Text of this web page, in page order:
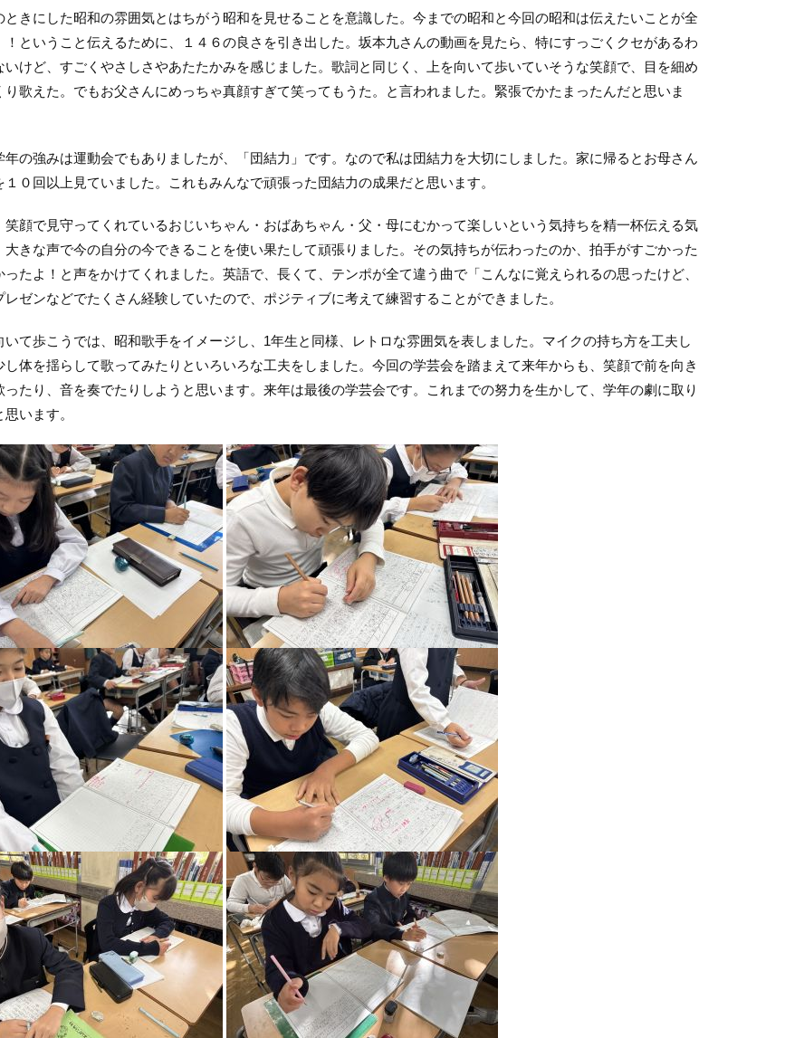
ときにした昭和の雰囲気とはちがう昭和を見せることを意識した。今までの昭和と今回の昭和は伝えたいことが全
！ということ伝えるために、１４６の良さを引き出した。坂本九さんの動画を見たら、特にすっごくクセがあるわ
いけど、すごくやさしさやあたたかみを感じました。歌詞と同じく、上を向いて歩いていそうな笑顔で、目を細め
り歌えた。でもお父さんにめっちゃ真顔すぎて笑ってもうた。と言われました。緊張でかたまったんだと思いま
年の強みは運動会でもありましたが、「団結力」です。なので私は団結力を大切にしました。家に帰るとお母さん
１０回以上見ていました。これもみんなで頑張った団結力の成果だと思います。
笑顔で見守ってくれているおじいちゃん・おばあちゃん・父・母にむかって楽しいという気持ちを精一杯伝える気
大きな声で今の自分の今できることを使い果たして頑張りました。その気持ちが伝わったのか、拍手がすごかった
ったよ！と声をかけてくれました。英語で、長くて、テンポが全て違う曲で「こんなに覚えられるの思ったけど、
レゼンなどでたくさん経験していたので、ポジティブに考えて練習することができました。
いて歩こうでは、昭和歌手をイメージし、1年生と同様、レトロな雰囲気を表しました。マイクの持ち方を工夫し
し体を揺らして歌ってみたりといろいろな工夫をしました。今回の学芸会を踏まえて来年からも、笑顔で前を向き
ったり、音を奏でたりしようと思います。来年は最後の学芸会です。これまでの努力を生かして、学年の劇に取り
います。